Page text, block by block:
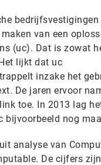
van een
(uc). Dat is zowat
lijkt dat uc
inzake het
De jaren ervoor
toe. In 2013 lag
bijvoorbeeld nog
analyse van
De cijfers